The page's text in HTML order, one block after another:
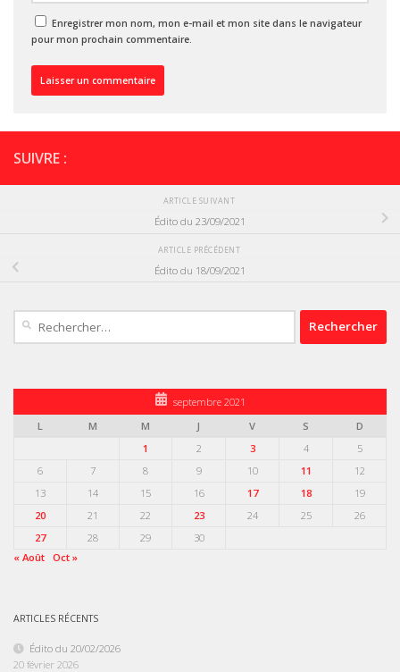
Enregistrer mon nom, mon e-mail et mon site dans le navigateur
pour mon prochain commentaire.
SUIVRE :
ARTICLE SUIVANT
Édito du 23/09/2021
ARTICLE PRÉCÉDENT
Édito du 18/09/2021
septembre 2021
L
M M J V S
D
1
2 3 4
5
6
7 8 9 10 11
12
13
14 15 16 17 18
19
20
21 22 23 24 25
26
27
28 29
30
« Août Oct »
ARTICLES RÉCENTS
Édito du 20/02/2026
20 février 2026